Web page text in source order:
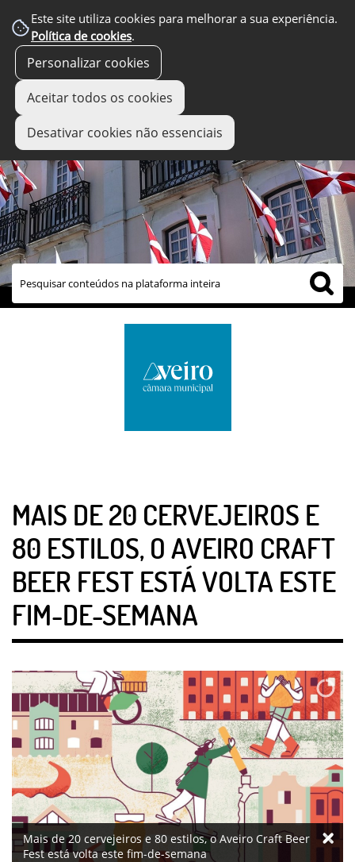
Este site utiliza cookies para melhorar a sua experiência.
Política de cookies.
Personalizar cookies
Aceitar todos os cookies
Desativar cookies não essenciais
links úteis
MAIS DE 20 CERVEJEIROS E
80 ESTILOS, O AVEIRO CRAFT
BEER FEST ESTÁ VOLTA ESTE
FIM-DE-SEMANA
Mais de 20 cervejeiros e 80 estilos, o Aveiro Craft Beer
Fest está volta este fim-de-semana